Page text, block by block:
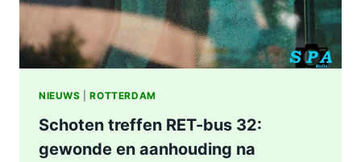
NIEUWS |ROTTERDAM
Schoten treffen RET-bus 32:
gewonde en aanhouding na